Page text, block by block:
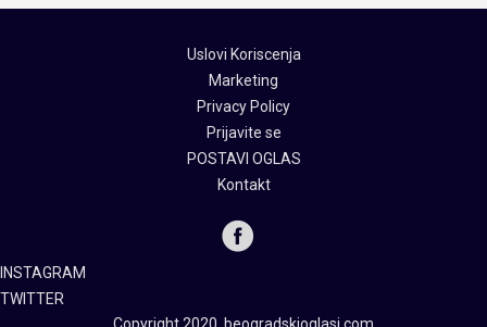
Uslovi Koriscenja
Marketing
Privacy Policy
Prijavite se
POSTAVI OGLAS
Kontakt
INSTAGRAM
TWITTER